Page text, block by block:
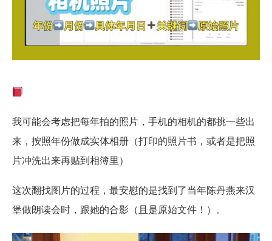
我可能会考虑把每年拍的照片，手机的相机的都挑一些出
来，按照年份做成实体相册（打印的照片书，或者是把照
片冲洗出来再贴到相簿里）
这次翻找图片的过程，最安慰的是找到了当年陈丹燕来汉
堡做朗读会时，跟她的合影（且是原始文件！）。